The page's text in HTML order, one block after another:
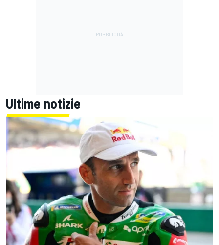
Ultime notizie